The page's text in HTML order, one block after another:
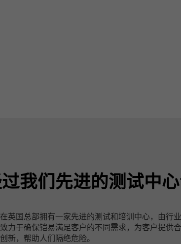
我们先进的测试中
英国总部拥有一家先进的测试和培训中心，由行
力于确保铠易满足客户的不同需求，为客户提供
新，帮助人们隔绝危险。